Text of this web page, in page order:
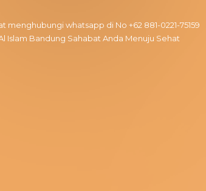
menghubungi whatsapp di No +62 881-0221-75159
Islam Bandung Sahabat Anda Menuju Sehat